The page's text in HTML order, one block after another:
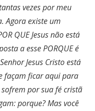
vezes por meu
Agora existe um
QUE Jesus não está
a esse PORQUE é
Jesus Cristo está
façam ficar aqui para
por sua fé cristã
porque? Mas você